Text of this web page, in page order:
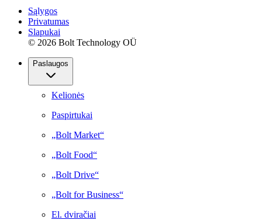
Sąlygos
Privatumas
Slapukai
© 2026 Bolt Technology OÜ
Paslaugos
Kelionės
Paspirtukai
„Bolt Market“
„Bolt Food“
„Bolt Drive“
„Bolt for Business“
El. dviračiai